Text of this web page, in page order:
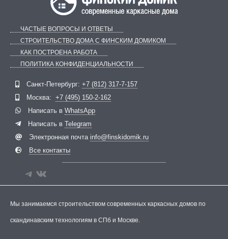
ЧАСТЫЕ ВОПРОСЫ И ОТВЕТЫ
СТРОИТЕЛЬСТВО ДОМА С ФИНСКИМ ДОМИКОМ
КАК ПОСТРОЕНА РАБОТА
ПОЛИТИКА КОНФИДЕНЦИАЛЬНОСТИ
Санкт-Петербург: +7 (812) 317-7-157
Москва: +7 (495) 150-2-162
Написать в WhatsApp
Написать в Telegram
Электронная почта info@finskidomik.ru
Все контакты
Мы занимаемся строительством современных каркасных домов по
скандинавским технологиям в СПб и Москве.